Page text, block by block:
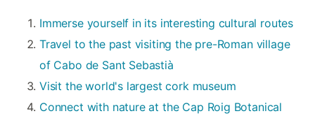
Immerse yourself in its interesting cultural routes
Travel to the past visiting the pre-Roman village
of Cabo de Sant Sebastià
Visit the world's largest cork museum
Connect with nature at the Cap Roig Botanical